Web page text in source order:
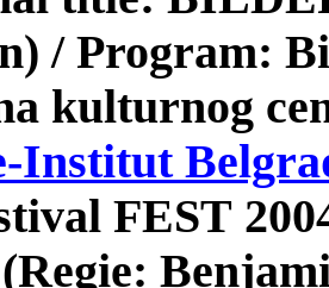
) / Program:
kulturnog
-Institut
FEST
(Regie: